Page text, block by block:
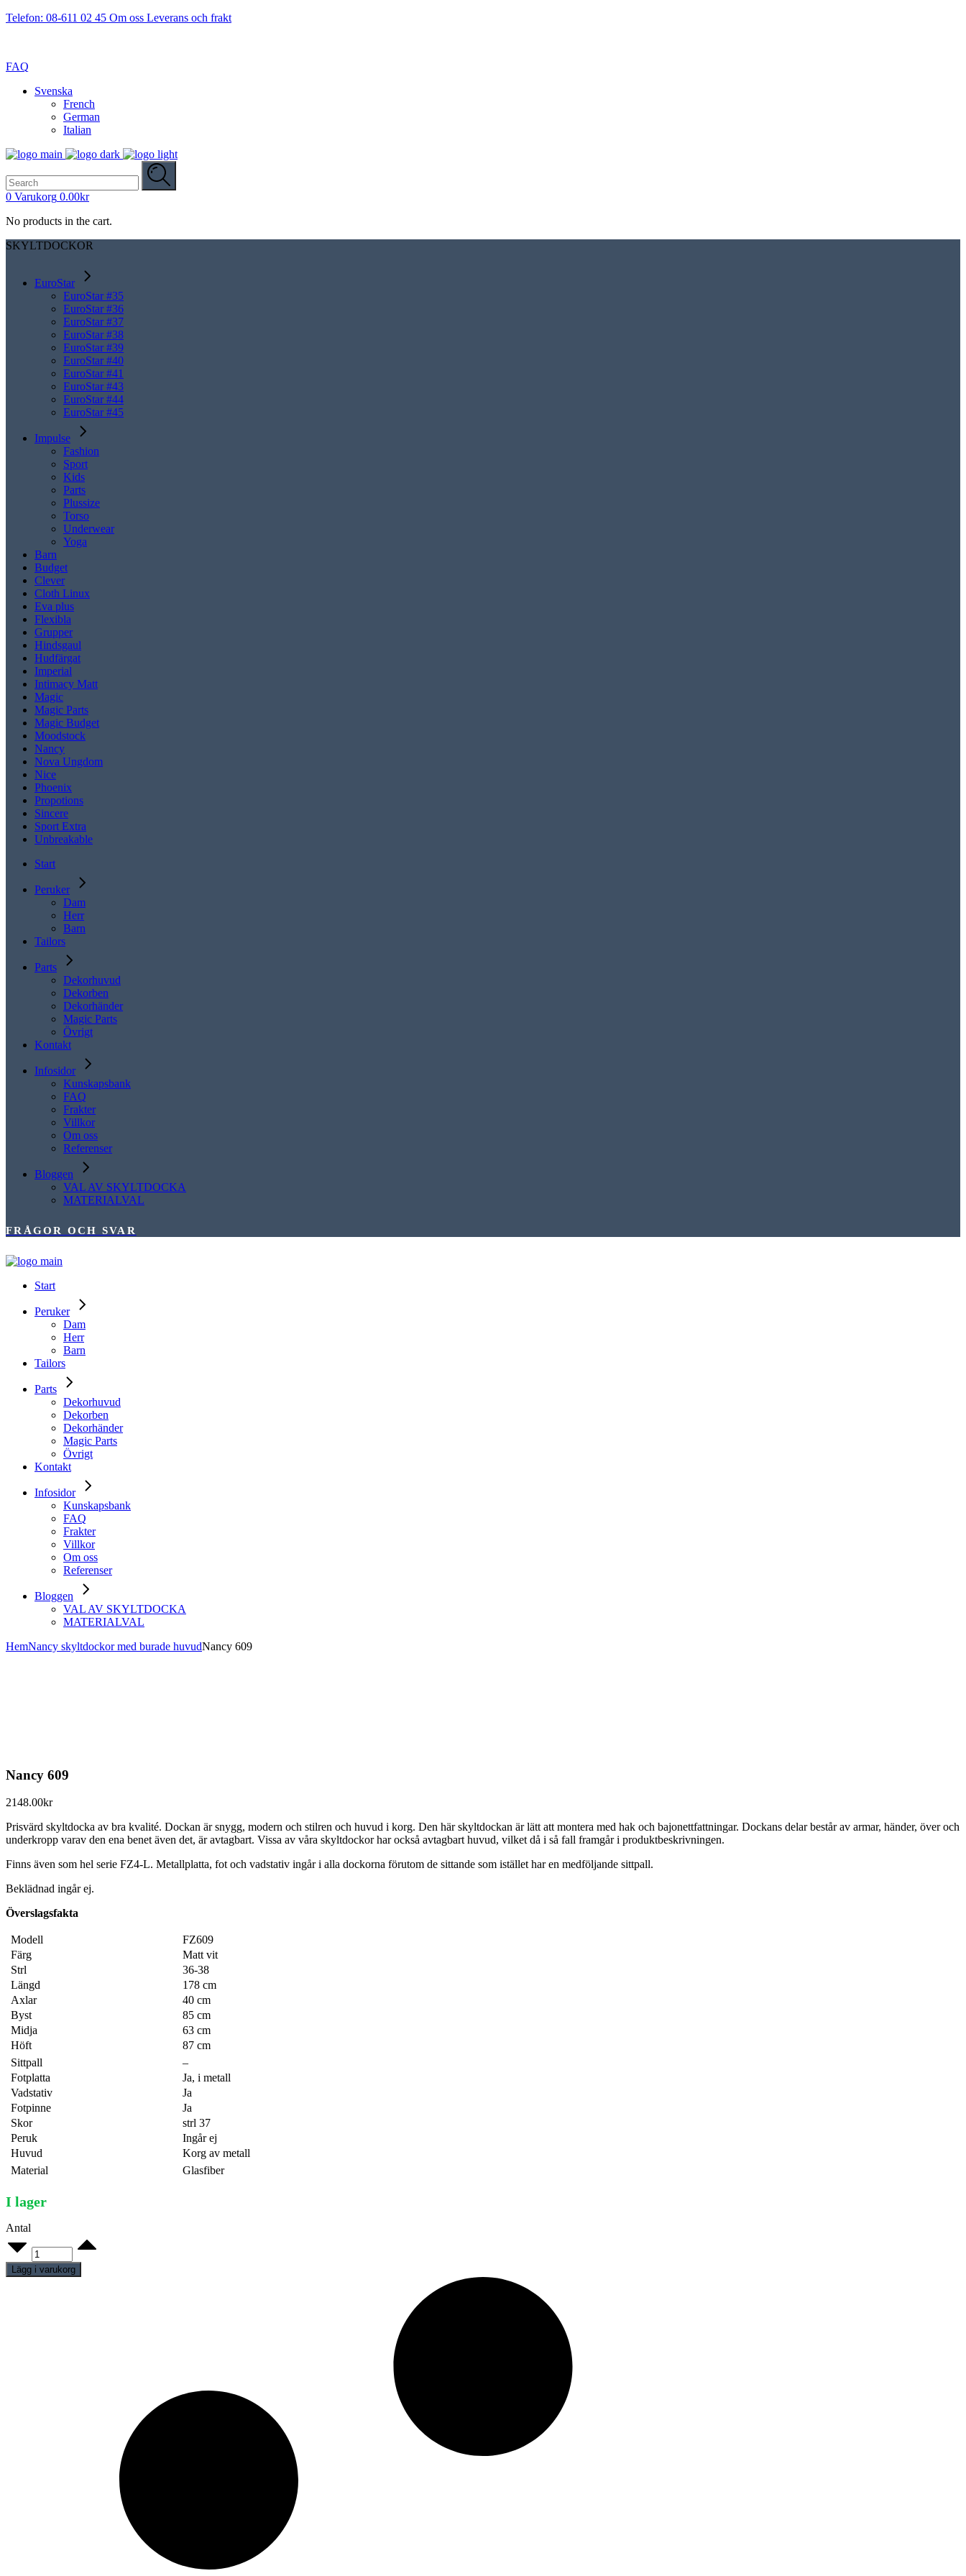
Telefon: 08-611 02 45 Om oss Leverans och frakt
FAQ
Svenska
French
German
Italian
for:
0 Varukorg 0.00kr
No products in the cart.
SKYLTDOCKOR
EuroStar
EuroStar #35
EuroStar #36
EuroStar #37
EuroStar #38
EuroStar #39
EuroStar #40
EuroStar #41
EuroStar #43
EuroStar #44
EuroStar #45
Impulse
Fashion
Sport
Kids
Parts
Plussize
Torso
Underwear
Yoga
Barn
Budget
Clever
Cloth Linux
Eva plus
Flexibla
Grupper
Hindsgaul
Hudfärgat
Imperial
Intimacy Matt
Magic
Magic Parts
Magic Budget
Moodstock
Nancy
Nova Ungdom
Nice
Phoenix
Propotions
Sincere
Sport Extra
Unbreakable
Start
Peruker
Dam
Herr
Barn
Tailors
Parts
Dekorhuvud
Dekorben
Dekorhänder
Magic Parts
Övrigt
Kontakt
Infosidor
Kunskapsbank
FAQ
Frakter
Villkor
Om oss
Referenser
Bloggen
VAL AV SKYLTDOCKA
MATERIALVAL
FRÅGOR OCH SVAR
Start
Peruker
Dam
Herr
Barn
Tailors
Parts
Dekorhuvud
Dekorben
Dekorhänder
Magic Parts
Övrigt
Kontakt
Infosidor
Kunskapsbank
FAQ
Frakter
Villkor
Om oss
Referenser
Bloggen
VAL AV SKYLTDOCKA
MATERIALVAL
HemNancy skyltdockor med burade huvudNancy 609
Nancy 609
2148.00kr
Prisvärd skyltdocka av bra kvalité. Dockan är snygg, modern och stilren och huvud i korg. Den här skyltdockan är lätt att montera med hak och bajonettfattningar. Dockans delar består av armar, händer, över och
underkropp varav den ena benet även det, är avtagbart. Vissa av våra skyltdockor har också avtagbart huvud, vilket då i så fall framgår i produktbeskrivningen.
Finns även som hel serie FZ4-L. Metallplatta, fot och vadstativ ingår i alla dockorna förutom de sittande som istället har en medföljande sittpall.
Beklädnad ingår ej.
Överslagsfakta
Modell
FZ609
Färg
Matt vit
Strl
36-38
Längd
178 cm
Axlar
40 cm
Byst
85 cm
Midja
63 cm
Höft
87 cm
Sittpall
–
Fotplatta
Ja, i metall
Vadstativ
Ja
Fotpinne
Ja
Skor
strl 37
Peruk
Ingår ej
Huvud
Korg av metall
Material
Glasfiber
I lager
Antal
Nancy
609
quantity
Lägg i varukorg